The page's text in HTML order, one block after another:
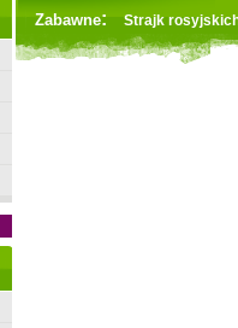
Zabawne: Strajk rosyjskich